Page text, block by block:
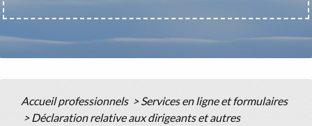
Accueil professionnels > Services en ligne et formulaires
> Déclaration relative aux dirigeants et autres